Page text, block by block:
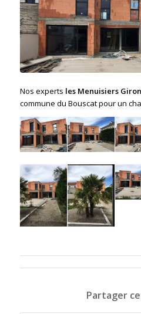
Nos experts les Menuisiers
commune du Bouscat pour un
Partager